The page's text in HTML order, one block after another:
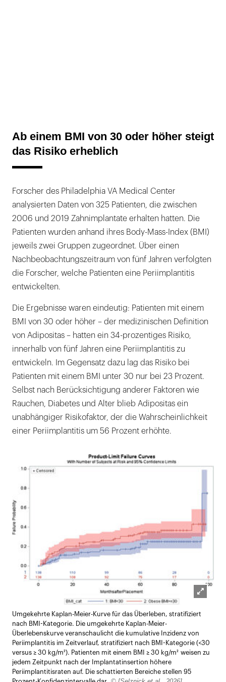
Ab einem BMI von 30 oder höher steigt
das Risiko erheblich
Forscher des Philadelphia VA Medical Center
analysierten Daten von 325 Patienten, die zwischen
2006 und 2019 Zahnimplantate erhalten hatten. Die
Patienten wurden anhand ihres Body-Mass-Index (BMI)
jeweils zwei Gruppen zugeordnet. Über einen
Nachbeobachtungszeitraum von fünf Jahren verfolgten
die Forscher, welche Patienten eine Periimplantitis
entwickelten.
Die Ergebnisse waren eindeutig: Patienten mit einem
BMI von 30 oder höher – der medizinischen Definition
von Adipositas – hatten ein 34-prozentiges Risiko,
innerhalb von fünf Jahren eine Periimplantitis zu
entwickeln. Im Gegensatz dazu lag das Risiko bei
Patienten mit einem BMI unter 30 nur bei 23 Prozent.
Selbst nach Berücksichtigung anderer Faktoren wie
Rauchen, Diabetes und Alter blieb Adipositas ein
unabhängiger Risikofaktor, der die Wahrscheinlichkeit
einer Periimplantitis um 56 Prozent erhöhte.
öffnen
Umgekehrte Kaplan-Meier-Kurve für das Überleben, stratifiziert
nach BMI-Kategorie. Die umgekehrte Kaplan-Meier-
Überlebenskurve veranschaulicht die kumulative Inzidenz von
Periimplantitis im Zeitverlauf, stratifiziert nach BMI-Kategorie (<30
versus ≥ 30 kg/m²). Patienten mit einem BMI ≥ 30 kg/m² weisen zu
jedem Zeitpunkt nach der Implantatinsertion höhere
Periimplantitisraten auf. Die schattierten Bereiche stellen 95